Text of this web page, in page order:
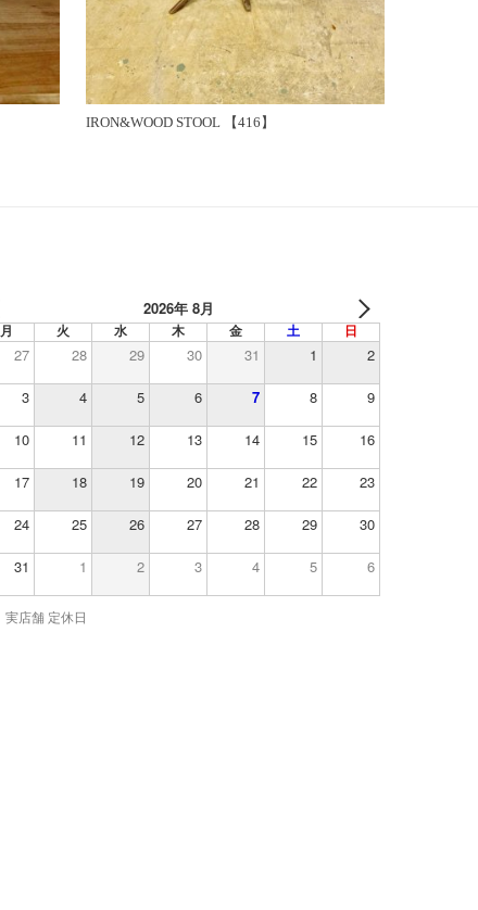
IRON&WOOD STOOL 【416】
2026年 8月
月 火 水 木 金 土 日
27 28 29 30 31 1 2
3 4 5 6 7 8 9
10 11 12 13 14 15 16
17 18 19 20 21 22 23
24 25 26 27 28 29 30
31 1 2 3 4 5 6
実店舗 定休日